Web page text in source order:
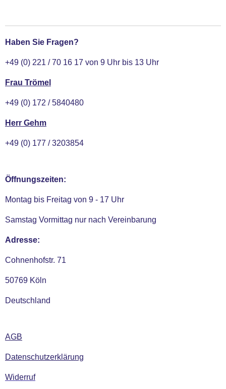
n
n
n
n
Haben Sie Fragen?
+49 (0) 221 / 70 16 17 von 9 Uhr bis 13 Uhr
Frau Trömel
+49 (0) 172 / 5840480
Herr Gehm
+49 (0) 177 / 3203854
Öffnungszeiten:
Montag bis Freitag von 9 - 17 Uhr
Samstag Vormittag nur nach Vereinbarung
Adresse:
Cohnenhofstr. 71
50769 Köln
Deutschland
AGB
Datenschutzerklärung
Widerruf